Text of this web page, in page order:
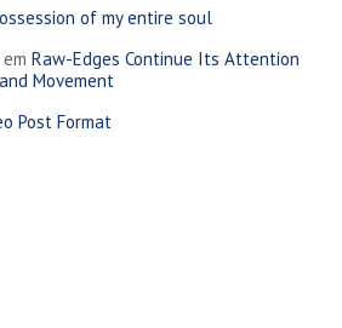
of my entire soul
em Raw-Edges Continue Its Attention
Movement
Post Format